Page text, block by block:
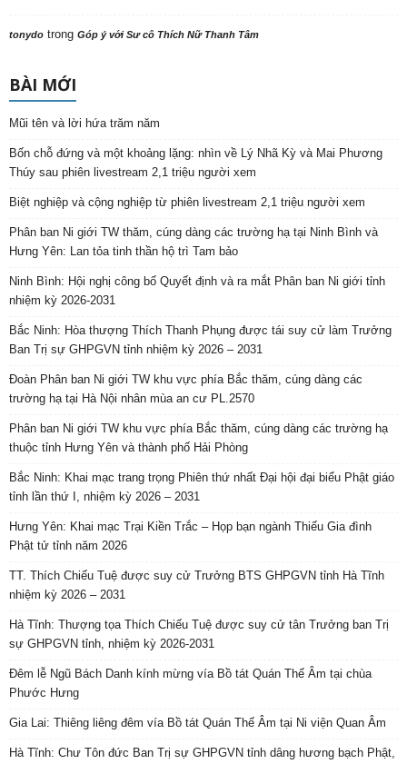
tonydo trong Góp ý với Sư cô Thích Nữ Thanh Tâm
BÀI MỚI
Mũi tên và lời hứa trăm năm
Bốn chỗ đứng và một khoảng lặng: nhìn về Lý Nhã Kỳ và Mai Phương
Thúy sau phiên livestream 2,1 triệu người xem
Biệt nghiệp và cộng nghiệp từ phiên livestream 2,1 triệu người xem
Phân ban Ni giới TW thăm, cúng dàng các trường hạ tại Ninh Bình và
Hưng Yên: Lan tỏa tinh thần hộ trì Tam bảo
Ninh Bình: Hội nghị công bố Quyết định và ra mắt Phân ban Ni giới tỉnh
nhiệm kỳ 2026-2031
Bắc Ninh: Hòa thượng Thích Thanh Phụng được tái suy cử làm Trưởng
Ban Trị sự GHPGVN tỉnh nhiệm kỳ 2026 – 2031
Đoàn Phân ban Ni giới TW khu vực phía Bắc thăm, cúng dàng các
trường hạ tại Hà Nội nhân mùa an cư PL.2570
Phân ban Ni giới TW khu vực phía Bắc thăm, cúng dàng các trường hạ
thuộc tỉnh Hưng Yên và thành phố Hải Phòng
Bắc Ninh: Khai mạc trang trọng Phiên thứ nhất Đại hội đại biểu Phật giáo
tỉnh lần thứ I, nhiệm kỳ 2026 – 2031
Hưng Yên: Khai mạc Trại Kiền Trắc – Họp bạn ngành Thiếu Gia đình
Phật tử tỉnh năm 2026
TT. Thích Chiếu Tuệ được suy cử Trưởng BTS GHPGVN tỉnh Hà Tĩnh
nhiệm kỳ 2026 – 2031
Hà Tĩnh: Thượng tọa Thích Chiếu Tuệ được suy cử tân Trưởng ban Trị
sự GHPGVN tỉnh, nhiệm kỳ 2026-2031
Đêm lễ Ngũ Bách Danh kính mừng vía Bồ tát Quán Thế Âm tại chùa
Phước Hưng
Gia Lai: Thiêng liêng đêm vía Bồ tát Quán Thế Âm tại Ni viện Quan Âm
Hà Tĩnh: Chư Tôn đức Ban Trị sự GHPGVN tỉnh dâng hương bạch Phật,